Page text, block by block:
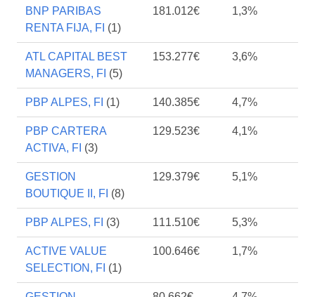
BNP PARIBAS
RENTA FIJA, FI (1)
181.012€ 1,3%
ATL CAPITAL BEST
MANAGERS, FI (5)
153.277€ 3,6%
PBP ALPES, FI (1) 140.385€ 4,7%
PBP CARTERA
ACTIVA, FI (3)
129.523€ 4,1%
GESTION
BOUTIQUE II, FI (8)
129.379€ 5,1%
PBP ALPES, FI (3) 111.510€ 5,3%
ACTIVE VALUE
SELECTION, FI (1)
100.646€ 1,7%